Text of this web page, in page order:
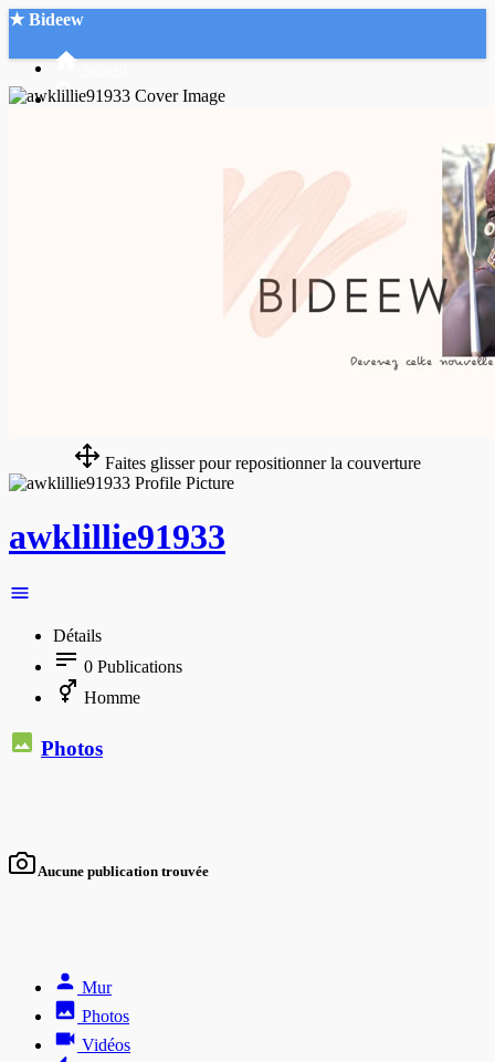
★ Bideew
Faites glisser pour repositionner la couverture
awklillie91933
Détails
0 Publications
Homme
Photos
Aucune publication trouvée
Mur
Photos
Vidéos